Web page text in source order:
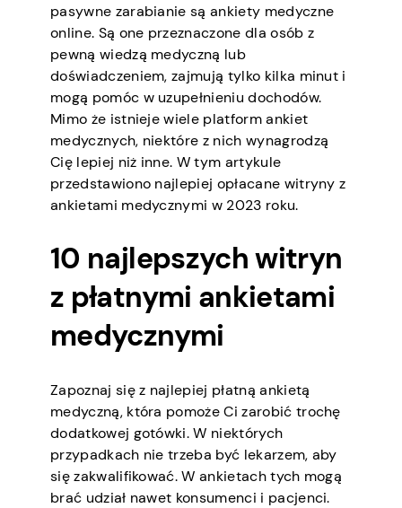
pasywne zarabianie są ankiety medyczne
online. Są one przeznaczone dla osób z
pewną wiedzą medyczną lub
doświadczeniem, zajmują tylko kilka minut i
mogą pomóc w uzupełnieniu dochodów.
Mimo że istnieje wiele platform ankiet
medycznych, niektóre z nich wynagrodzą
Cię lepiej niż inne. W tym artykule
przedstawiono najlepiej opłacane witryny z
ankietami medycznymi w 2023 roku.
10 najlepszych witryn
z płatnymi ankietami
medycznymi
Zapoznaj się z najlepiej płatną ankietą
medyczną, która pomoże Ci zarobić trochę
dodatkowej gotówki. W niektórych
przypadkach nie trzeba być lekarzem, aby
się zakwalifikować. W ankietach tych mogą
brać udział nawet konsumenci i pacjenci.